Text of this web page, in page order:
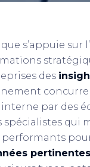
s’appuie sur
des
par des
spécialistes qui
performants
pertinentes